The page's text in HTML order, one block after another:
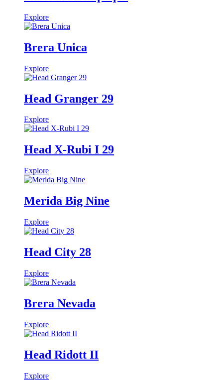
Explore
Brera Unica
Explore
Head Granger 29
Explore
Head X-Rubi I 29
Explore
Merida Big Nine
Explore
Head City 28
Explore
Brera Nevada
Explore
Head Ridott II
Explore